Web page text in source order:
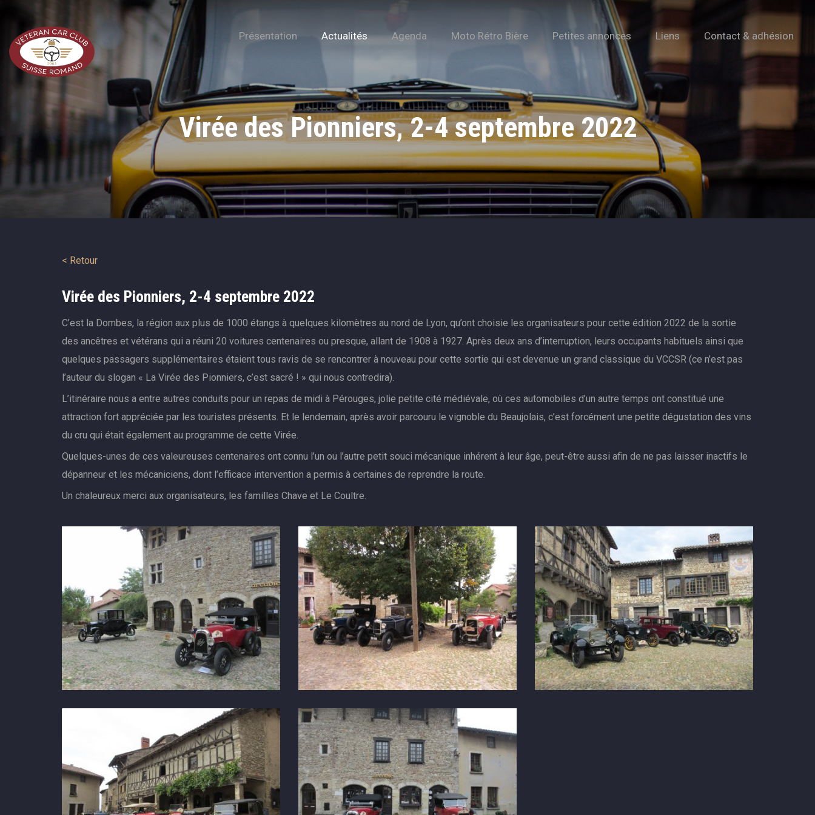
Présentation Actualités Agenda Moto Rétro Bière Petites annonces Liens Contact & adhésion
Virée des Pionniers, 2-4 septembre 2022
< Retour
Virée des Pionniers, 2-4 septembre 2022
C’est la Dombes, la région aux plus de 1000 étangs à quelques kilomètres au nord de Lyon, qu’ont choisie les organisateurs pour cette édition 2022 de la sortie
des ancêtres et vétérans qui a réuni 20 voitures centenaires ou presque, allant de 1908 à 1927. Après deux ans d’interruption, leurs occupants habituels ainsi que
quelques passagers supplémentaires étaient tous ravis de se rencontrer à nouveau pour cette sortie qui est devenue un grand classique du VCCSR (ce n’est pas
l’auteur du slogan « La Virée des Pionniers, c’est sacré ! » qui nous contredira).
L’itinéraire nous a entre autres conduits pour un repas de midi à Pérouges, jolie petite cité médiévale, où ces automobiles d’un autre temps ont constitué une
attraction fort appréciée par les touristes présents. Et le lendemain, après avoir parcouru le vignoble du Beaujolais, c’est forcément une petite dégustation des vins
du cru qui était également au programme de cette Virée.
Quelques-unes de ces valeureuses centenaires ont connu l’un ou l’autre petit souci mécanique inhérent à leur âge, peut-être aussi afin de ne pas laisser inactifs le
dépanneur et les mécaniciens, dont l’efficace intervention a permis à certaines de reprendre la route.
Un chaleureux merci aux organisateurs, les familles Chave et Le Coultre.